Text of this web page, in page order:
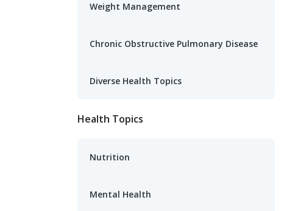
Weight Management
Chronic Obstructive Pulmonary Disease
Diverse Health Topics
Health Topics
Nutrition
Mental Health